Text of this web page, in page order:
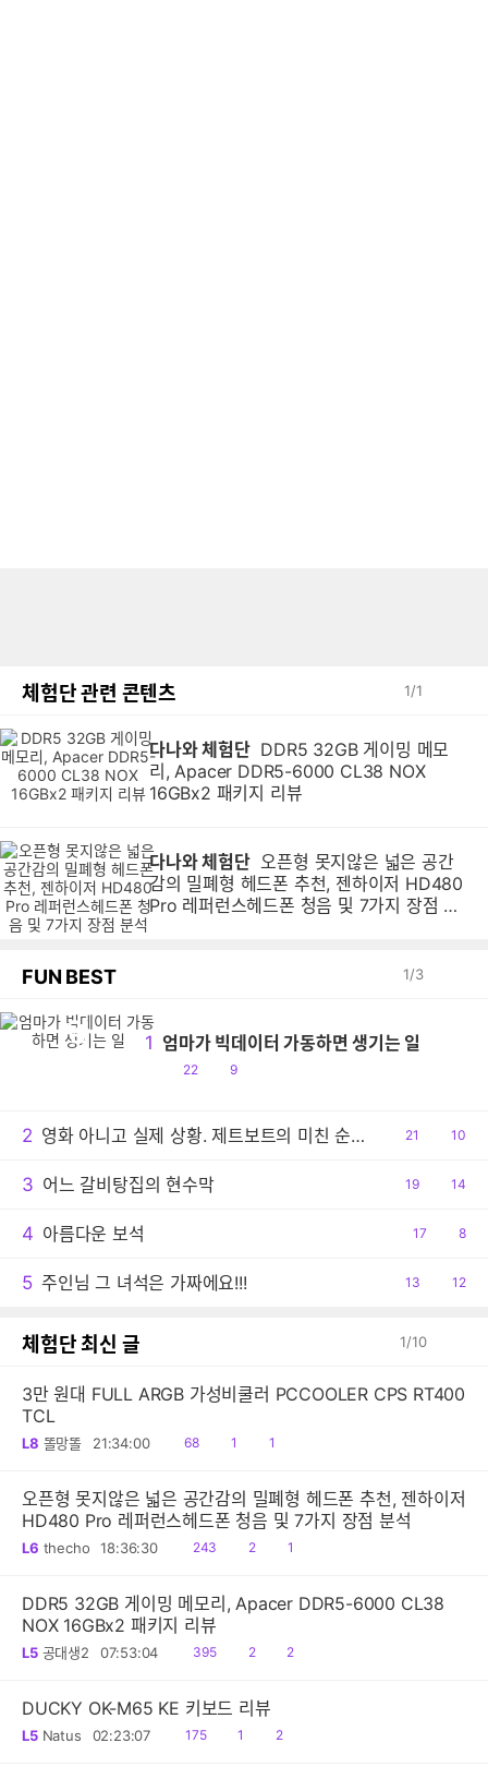
체험단 관련 콘텐츠 1/1
다나와 체험단
리, Apacer DDR5-6000 CL38 NOX
16GBx2 패키지 리뷰
다나와 체험단 오픈형 못지않은 넓은 공간
감의 밀폐형 헤드폰 추천, 젠하이저 HD480
Pro 레퍼런스헤드폰 청음 및 7가지 장점 분
FUN BEST 1/3
1 엄마가 빅데이터 가동하면 생기는 일
공
22
댓
9
엄
2 영화 아니고 실제 상황. 제트보트의 미친 순발력
공
21
댓
10
3 어느 갈비탕집의 현수막
공
19
댓
14
4 아름다운 보석
공
17
댓
8
5 주인님 그 녀석은 가짜에요!!!
공
13
댓
12
체험단 최신 글 1/10
3만 원대 FULL ARGB 가성비쿨러 PCCOOLER CPS RT400
TCL
L8 똘망똘 21:34:00
읽
68
공1
댓1
오픈형 못지않은 넓은 공간감의 밀폐형 헤드폰 추천, 젠하이저
HD480 Pro 레퍼런스헤드폰 청음 및 7가지 장점 분석
L6 thecho 18:36:30
읽
243
공
2
댓1
DDR5 32GB 게이밍 메모리, Apacer DDR5-6000 CL38
NOX 16GBx2 패키지 리뷰
L5 공대생2 07:53:04
읽
395
공
2
댓
2
DUCKY OK-M65 KE 키보드 리뷰
L5 Natus 02:23:07
읽
175
공1
댓
2